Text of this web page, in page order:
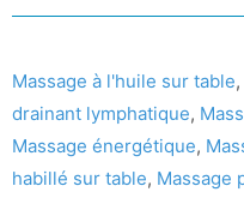
Massage à l'huile sur table,
drainant lymphatique,
Massage énergétique,
habillé sur table, Massage